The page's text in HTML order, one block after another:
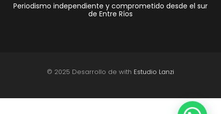
Periodismo independiente y comprometido desde el sur
de Entre Ríos
© 2025 Desarrollo de with Estudio Lanzi